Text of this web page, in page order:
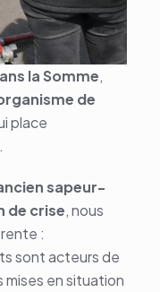
la Somme,
de
place
.
sapeur-
de crise, nous
:
sont acteurs de
mises en situation